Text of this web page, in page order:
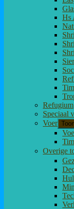
Hs
Refugium
Speciaal
Voer
Overige